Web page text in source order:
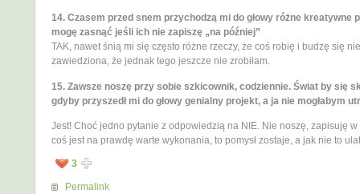
14. Czasem przed snem przychodzą mi do głowy różne kreatywne
mogę zasnąć jeśli ich nie zapiszę „na później”
TAK, nawet śnią mi się często różne rzeczy, że coś robię i budzę się
zawiedziona, że jednak tego jeszcze nie zrobiłam.
15. Zawsze noszę przy sobie szkicownik, codziennie. Świat by się
gdyby przyszedł mi do głowy genialny projekt, a ja nie mogłabym
Jest! Choć jedno pytanie z odpowiedzią na NIE. Nie noszę, zapisuję w
coś jest na prawdę warte wykonania, to pomysł zostaje, a jak nie to
3
Permalink